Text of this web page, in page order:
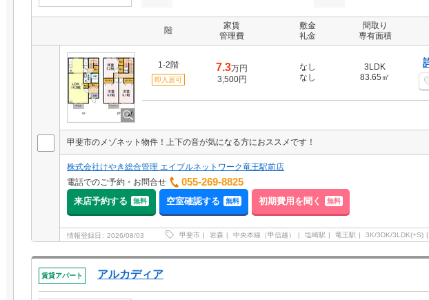
階
家賃
管理費
敷金
礼金
間取り
専有面積
1-2階
即入居可
7.3万円
3,500円
なし
なし
3LDK
83.65㎡
甲斐市のメゾネット物件！上下の音が気になる方におススメです！
株式会社けやき総合管理 エイブルネットワーク竜王駅前店
電話でのご予約・お問合せ
055-269-8825
来店予約する 無料 空室確認する 無料 初期費用を聞く 無料
情報登録日 2026/08/03 甲斐市 岩森 中央本線（甲信越） 塩崎駅 竜王駅 3K/3DK/3LDK(+S)
賃貸アパート アルカディア